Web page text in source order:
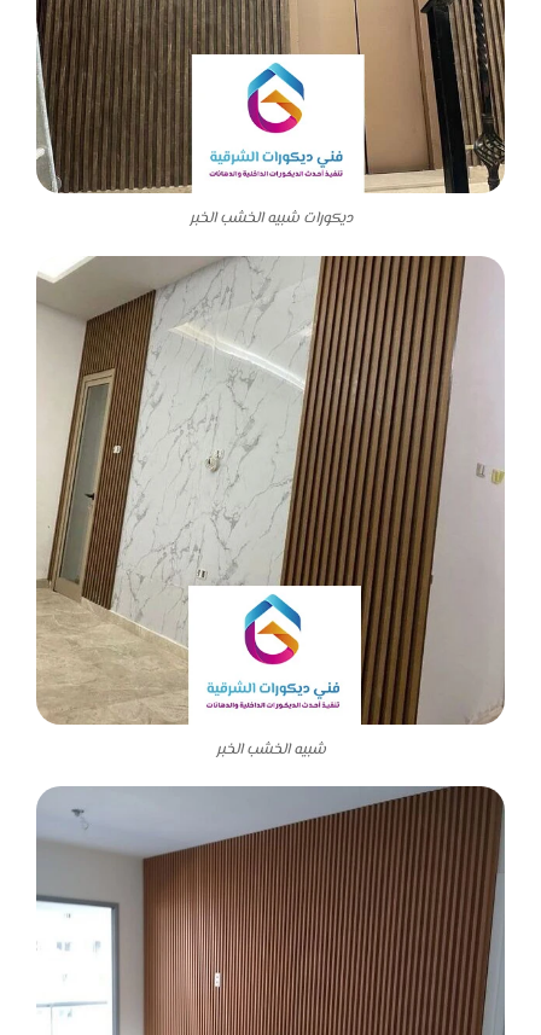
ديكورات شبيه الخشب الخبر
شبيه الخشب الخبر